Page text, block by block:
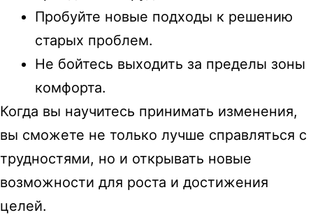
Пробуйте новые подходы к решению
старых проблем.
Не бойтесь выходить за пределы зоны
комфорта.
Когда вы научитесь принимать изменения,
вы сможете не только лучше справляться с
трудностями, но и открывать новые
возможности для роста и достижения
целей.